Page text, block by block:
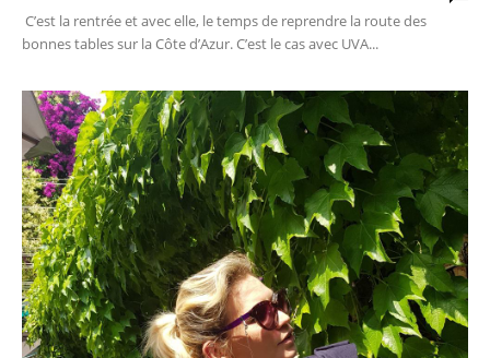
C’est la rentrée et avec elle, le temps de reprendre la route des
bonnes tables sur la Côte d’Azur. C’est le cas avec UVA...